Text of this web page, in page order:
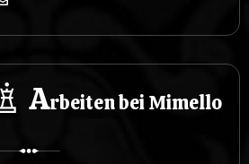
Arbeiten bei Mimello